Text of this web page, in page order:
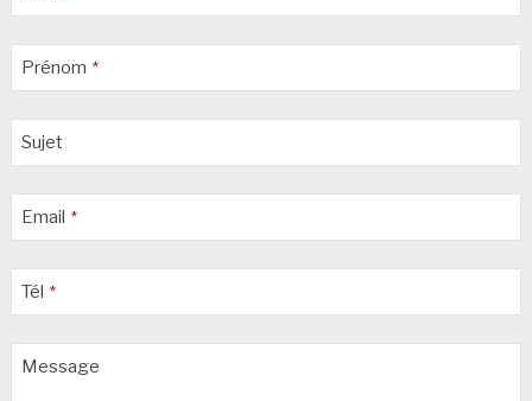
Prénom *
Sujet
Email *
Tél *
Message